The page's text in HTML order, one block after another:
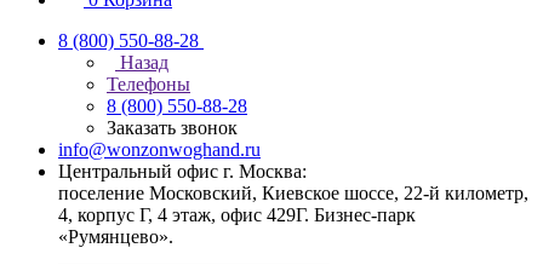
8 (800) 550-88-28
Назад
Телефоны
8 (800) 550-88-28
Заказать звонок
info@wonzonwoghand.ru
Центральный офис г. Москва:
поселение Московский, Киевское шоссе, 22-й километр,
4, корпус Г, 4 этаж, офис 429Г. Бизнес-парк
«Румянцево».